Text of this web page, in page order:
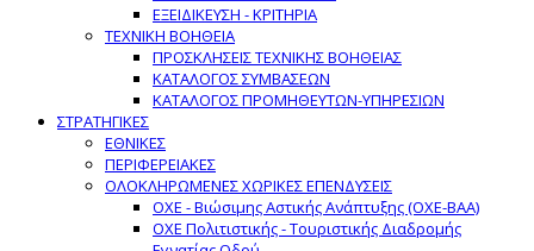
ΕΞΕΙΔΙΚΕΥΣΗ - ΚΡΙΤΗΡΙΑ
ΤΕΧΝΙΚΗ ΒΟΗΘΕΙΑ
ΠΡΟΣΚΛΗΣΕΙΣ ΤΕΧΝΙΚΗΣ ΒΟΗΘΕΙΑΣ
ΚΑΤΑΛΟΓΟΣ ΣΥΜΒΑΣΕΩΝ
ΚΑΤΑΛΟΓΟΣ ΠΡΟΜΗΘΕΥΤΩΝ-ΥΠΗΡΕΣΙΩΝ
ΣΤΡΑΤΗΓΙΚΕΣ
ΕΘΝΙΚΕΣ
ΠΕΡΙΦΕΡΕΙΑΚΕΣ
ΟΛΟΚΛΗΡΩΜΕΝΕΣ ΧΩΡΙΚΕΣ ΕΠΕΝΔΥΣΕΙΣ
ΟΧΕ - Βιώσιμης Αστικής Ανάπτυξης (ΟΧΕ-ΒΑΑ)
ΟΧΕ Πολιτιστικής - Τουριστικής Διαδρομής